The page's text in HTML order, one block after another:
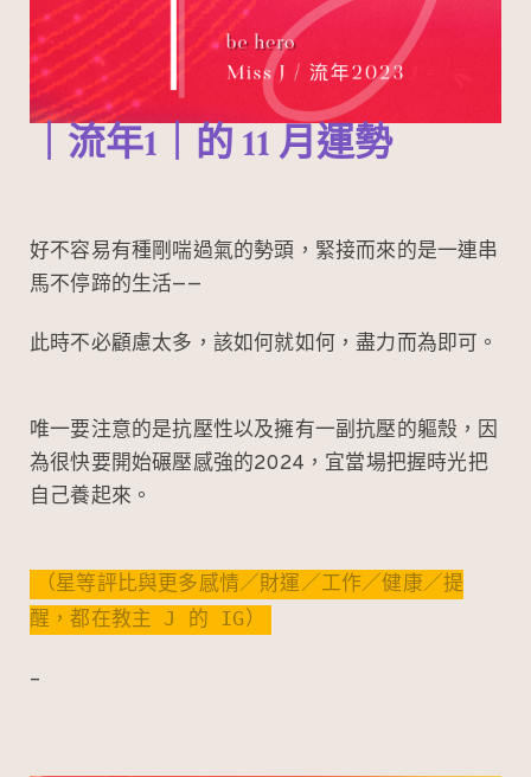
｜流年1｜的 11 月運勢
好不容易有種剛喘過氣的勢頭，緊接而來的是一連串
馬不停蹄的生活——
此時不必顧慮太多，該如何就如何，盡力而為即可。
唯一要注意的是抗壓性以及擁有一副抗壓的軀殼，因
為很快要開始碾壓感強的2024，宜當場把握時光把
自己養起來。
（星等評比與更多感情／財運／工作／健康／提
醒，都在教主 J 的 IG）
–